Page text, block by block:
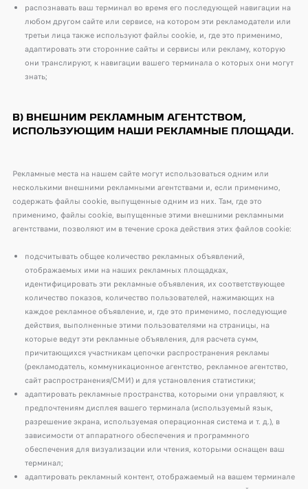
распознавать ваш терминал во время его последующей навигации на
любом другом сайте или сервисе, на котором эти рекламодатели или
третьи лица также используют файлы cookie, и, где это применимо,
адаптировать эти сторонние сайты и сервисы или рекламу, которую
они транслируют, к навигации вашего терминала о которых они могут
знать;
B) ВНЕШНИМ РЕКЛАМНЫМ АГЕНТСТВОМ,
ИСПОЛЬЗУЮЩИМ НАШИ РЕКЛАМНЫЕ ПЛОЩАДИ.
Рекламные места на нашем сайте могут использоваться одним или
несколькими внешними рекламными агентствами и, если применимо,
содержать файлы cookie, выпущенные одним из них. Там, где это
применимо, файлы cookie, выпущенные этими внешними рекламными
агентствами, позволяют им в течение срока действия этих файлов cookie:
подсчитывать общее количество рекламных объявлений,
отображаемых ими на наших рекламных площадках,
идентифицировать эти рекламные объявления, их соответствующее
количество показов, количество пользователей, нажимающих на
каждое рекламное объявление, и, где это применимо, последующие
действия, выполненные этими пользователями на страницы, на
которые ведут эти рекламные объявления, для расчета сумм,
причитающихся участникам цепочки распространения рекламы
(рекламодатель, коммуникационное агентство, рекламное агентство,
сайт распространения/СМИ) и для установления статистики;
адаптировать рекламные пространства, которыми они управляют, к
предпочтениям дисплея вашего терминала (используемый язык,
разрешение экрана, используемая операционная система и т. д.), в
зависимости от аппаратного обеспечения и программного
обеспечения для визуализации или чтения, которыми оснащен ваш
терминал;
адаптировать рекламный контент, отображаемый на вашем терминале